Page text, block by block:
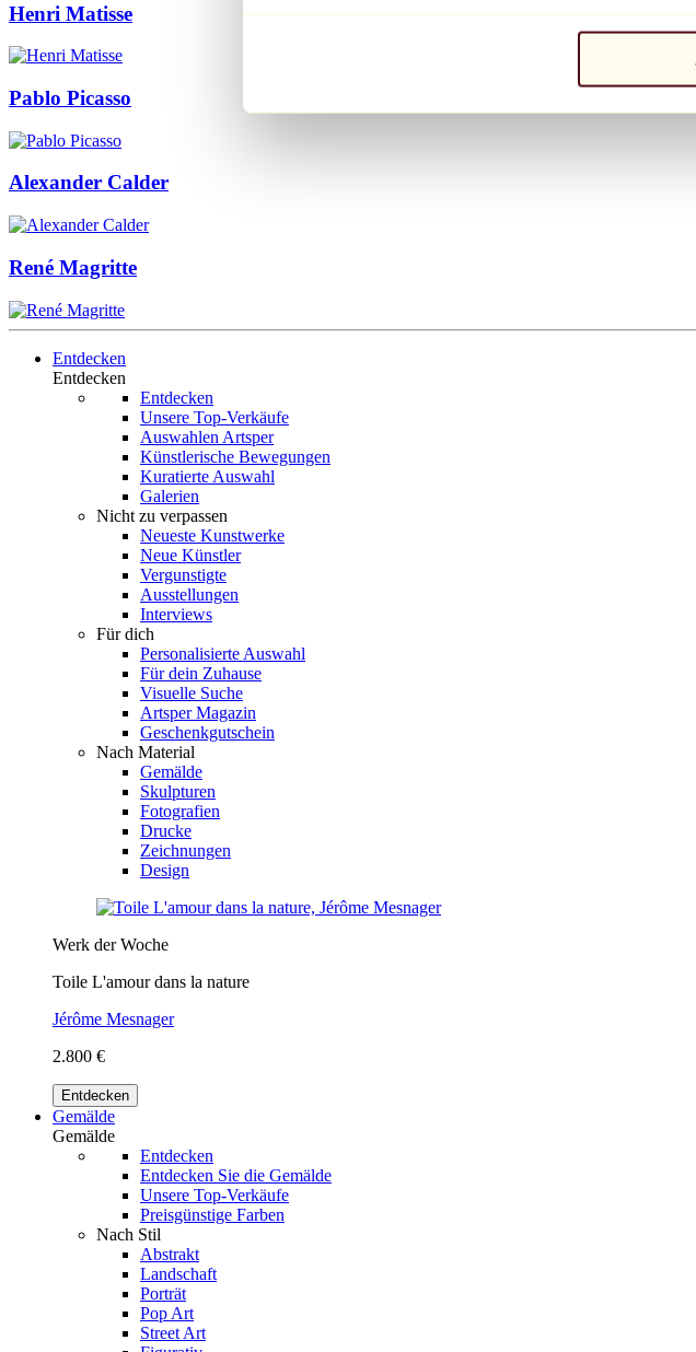
Henri Matisse
Pablo Picasso
Alexander Calder
René Magritte
Entdecken
Entdecken
Entdecken
Unsere Top-Verkäufe
Auswahlen Artsper
Künstlerische Bewegungen
Kuratierte Auswahl
Galerien
Nicht zu verpassen
Neueste Kunstwerke
Neue Künstler
Vergunstigte
Ausstellungen
Interviews
Für dich
Personalisierte Auswahl
Für dein Zuhause
Visuelle Suche
Artsper Magazin
Geschenkgutschein
Nach Material
Gemälde
Skulpturen
Fotografien
Drucke
Zeichnungen
Design
Werk der Woche
Toile L'amour dans la nature
Jérôme Mesnager
2.800 €
Entdecken
Gemälde
Gemälde
Entdecken
Entdecken Sie die Gemälde
Unsere Top-Verkäufe
Preisgünstige Farben
Nach Stil
Abstrakt
Landschaft
Porträt
Pop Art
Street Art